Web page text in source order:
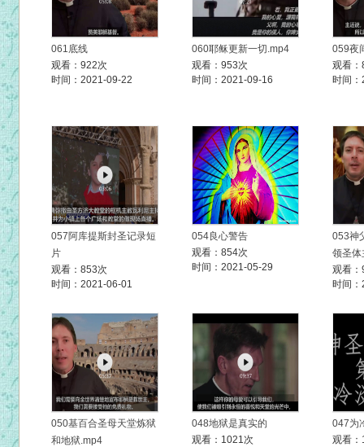
061底线
观看：922次
时间：2021-09-22
060耶稣更新一切.mp4
观看：953次
时间：2021-09-16
059夜
观看
时间
057阿库提斯封圣记录短
片
观看：853次
时间：2021-06-01
054良心警告
观看：854次
时间：2021-05-29
053神
领圣体
观看
时间
050基百合圣母天堂炼狱
和地狱.mp4
048地狱是真实的
观看：1021次
047为
观看